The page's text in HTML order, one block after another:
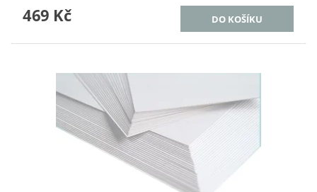
469 Kč